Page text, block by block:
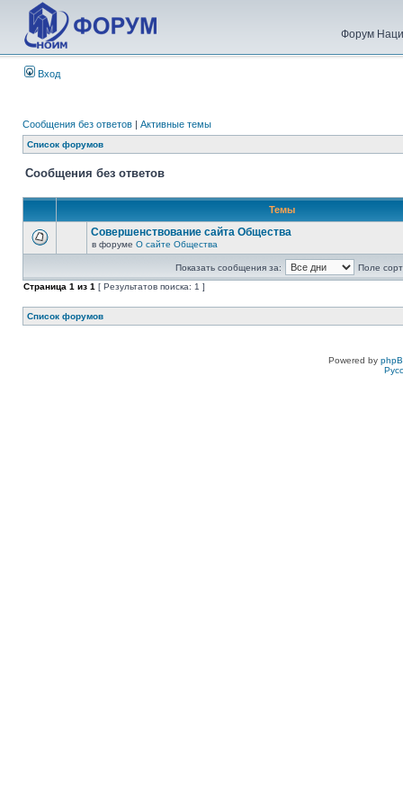
Форум
Вход
Сообщения без ответов | Активные темы
Список форумов
Сообщения без ответов
Темы
Совершенствование сайта Общества
в форуме О сайте Общества
Показать сообщения за:
Поле
Страница 1 из 1 [ Результатов поиска: 1 ]
Список форумов
Powered by